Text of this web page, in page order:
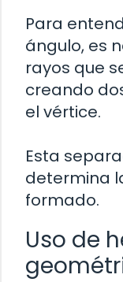
Para
ángulo, es
rayos que
creando
el vértice.
Esta
determina
formado.
Uso de